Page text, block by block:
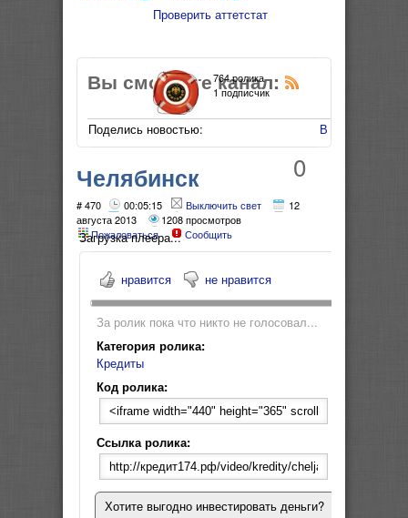
Проверить аттетстат
Вы смотрите канал:
Поделись новостью: В Мой Мир
764 ролика
1 подписчик
0
Челябинск
Автокредит Как
выгодно купить
машину в кредит
# 470 00:05:15 Выключить свет
12
августа 2013
1208 просмотров
Пожаловаться
Сообщить
Загрузка плеера...
нравится не нравится
За ролик пока что никто не голосовал...
Категория ролика:
Кредиты
Код ролика:
Ссылка ролика:
Хотите выгодно инвестировать деньги?